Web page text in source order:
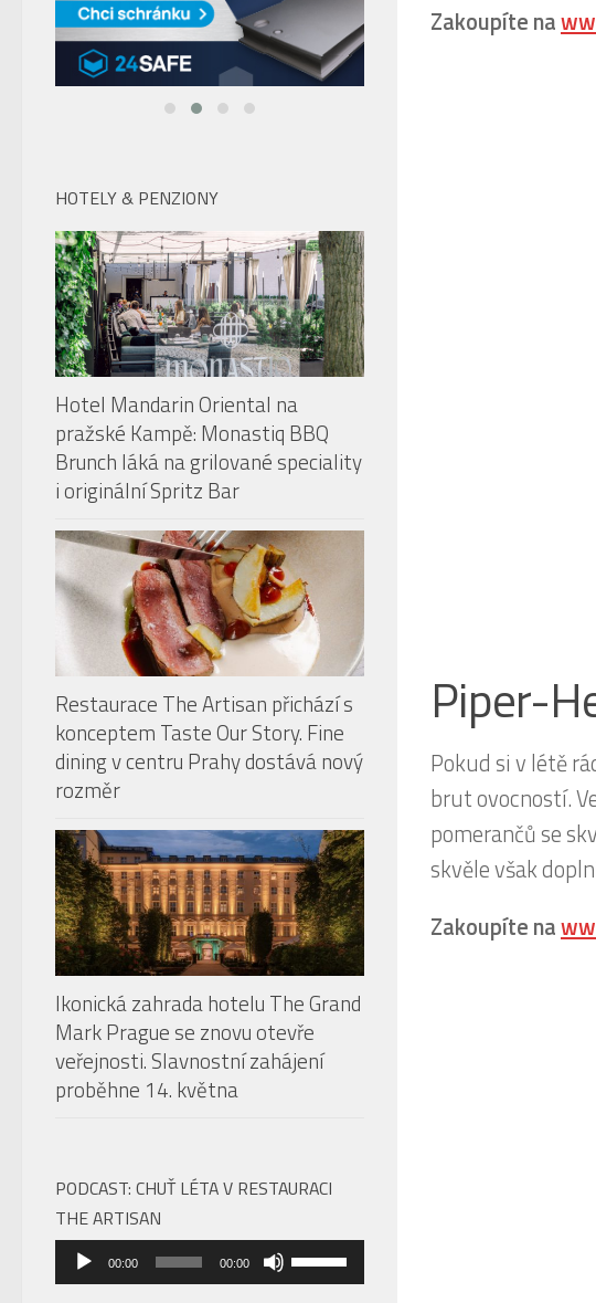
Zakoupíte na
Piper-
Pokud si v létě
brut ovocností.
pomerančů se
skvěle však
Zakoupíte na
HOTELY & PENZIONY
Hotel Mandarin Oriental na
pražské Kampě: Monastiq BBQ
Brunch láká na grilované speciality
i originální Spritz Bar
Restaurace The Artisan přichází s
konceptem Taste Our Story. Fine
dining v centru Prahy dostává nový
rozměr
Ikonická zahrada hotelu The Grand
Mark Prague se znovu otevře
veřejnosti. Slavnostní zahájení
proběhne 14. května
PODCAST: CHUŤ LÉTA V RESTAURACI
THE ARTISAN
Audio
přehrávač
00:00 00:00
Použitím
šipek